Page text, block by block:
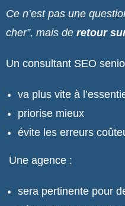
Ce n’est pas une
cher”, mais de retour
Un consultant SEO
va plus vite à
priorise mieux
évite les erreurs
Une agence :
sera pertinente pour